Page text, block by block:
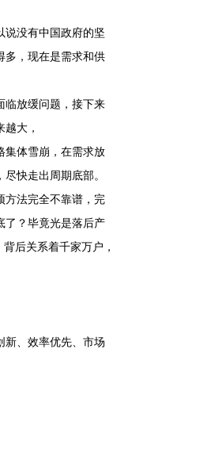
说没有中国政府的坚
多，现在是需求和供
临放缓问题，接下来
大，
集体雪崩，在需求放
快走出周期底部。
方法完全不靠谱，完
了？毕竟光是落后产
后关系着千家万户，
、效率优先、市场